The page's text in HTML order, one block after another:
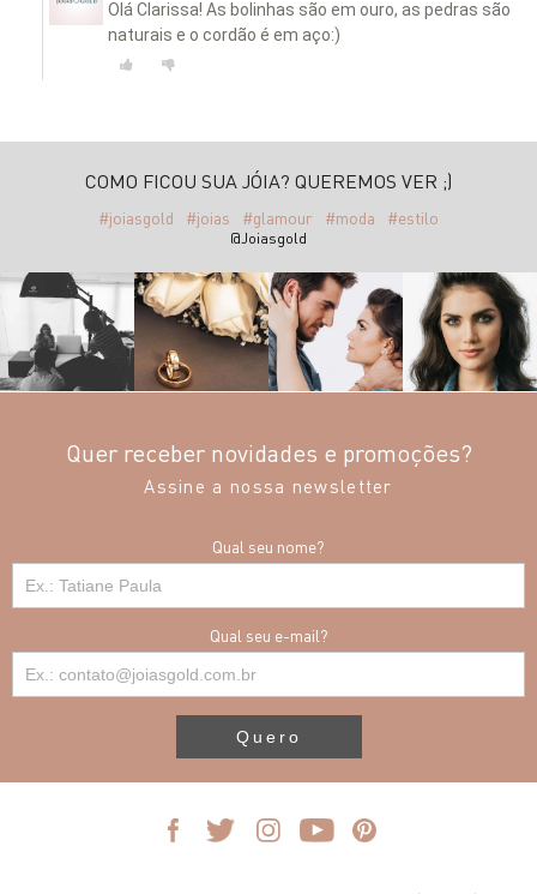
Olá Clarissa! As bolinhas são em ouro, as pedras são
naturais e o cordão é em aço:)
COMO FICOU SUA JÓIA? QUEREMOS VER ;)
#joiasgold #joias #glamour #moda #estilo
@Joiasgold
Quer receber novidades e promoções?
Assine a nossa newsletter
Qual seu nome?
Qual seu e-mail?
Quero